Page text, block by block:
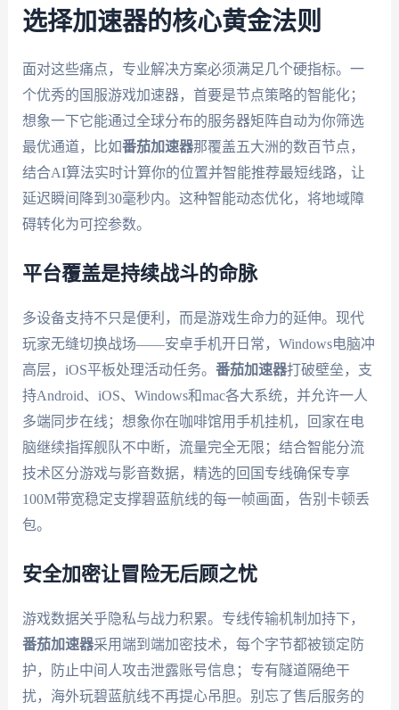
选择加速器的核心黄金法则
面对这些痛点，专业解决方案必须满足几个硬指标。一
个优秀的国服游戏加速器，首要是节点策略的智能化；
想象一下它能通过全球分布的服务器矩阵自动为你筛选
最优通道，比如番茄加速器那覆盖五大洲的数百节点，
结合AI算法实时计算你的位置并智能推荐最短线路，让
延迟瞬间降到30毫秒内。这种智能动态优化，将地域障
碍转化为可控参数。
平台覆盖是持续战斗的命脉
多设备支持不只是便利，而是游戏生命力的延伸。现代
玩家无缝切换战场——安卓手机开日常，Windows电脑冲
高层，iOS平板处理活动任务。 番茄加速器打破壁垒，支
持Android、iOS、Windows和mac各大系统，并允许一人
多端同步在线；想象你在咖啡馆用手机挂机，回家在电
脑继续指挥舰队不中断，流量完全无限；结合智能分流
技术区分游戏与影音数据，精选的回国专线确保专享
100M带宽稳定支撑碧蓝航线的每一帧画面，告别卡顿丢
包。
安全加密让冒险无后顾之忧
游戏数据关乎隐私与战力积累。专线传输机制加持下，
番茄加速器采用端到端加密技术，每个字节都被锁定防
护，防止中间人攻击泄露账号信息；专有隧道隔绝干
扰，海外玩碧蓝航线不再提心吊胆。别忘了售后服务的